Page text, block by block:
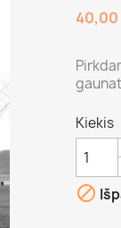
40,00
Kiekis
